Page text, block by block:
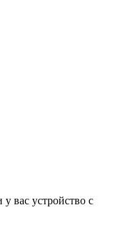
вас устройство с